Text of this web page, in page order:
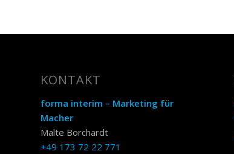
KONTAKT
forma interim – Marketing für
Macher
Malte Borchardt
+49 173 72 22 771